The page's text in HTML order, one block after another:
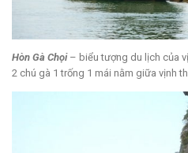
Hòn Gà Chọi– biểu tượng du lịch của
2 chú gà 1 trống 1 mái nằm giữa vịnh